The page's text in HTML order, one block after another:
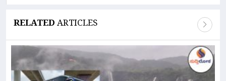
RELATEDARTICLES